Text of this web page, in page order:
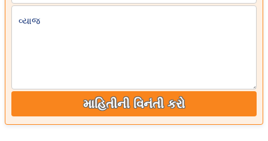
વ્યાજ
માહિતીની વિનંતી કરો